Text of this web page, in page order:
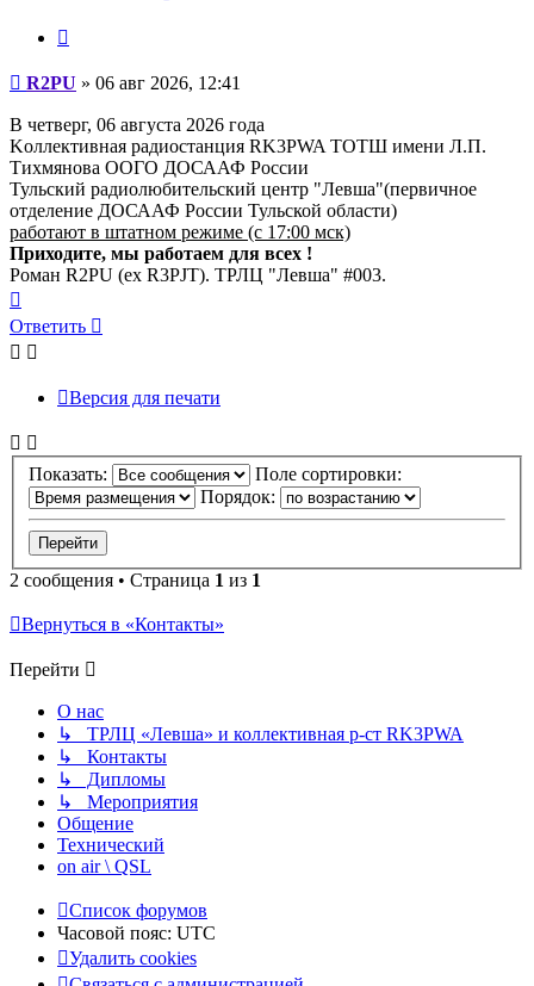
Сообщение
R2PU » 06 авг 2026, 12:41
В четверг, 06 августа 2026 года
Kоллективная радиостанция RK3PWA ТОТШ имени Л.П.
Тихмянова ООГО ДОСААФ России
Тульский радиолюбительский центр "Левша"(первичное
отделение ДОСААФ России Тульской области)
работают в штатном режиме (с 17:00 мск)
Приходите, мы работаем для всех !
Роман R2PU (ex R3PJT). ТРЛЦ "Левша" #003.
к
началу
Ответить
Версия для печати
Показать:
Поле сортировки:
Порядок:
2 сообщения • Страница 1 из 1
Вернуться в «Контакты»
Перейти
О нас
↳ ТРЛЦ «Левша» и коллективная р-ст RK3PWA
↳ Контакты
↳ Дипломы
↳ Мероприятия
Общение
Технический
on air \ QSL
Список форумов
Часовой пояс: UTC
Удалить cookies